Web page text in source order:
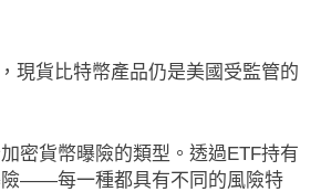
現貨比特幣產品仍是美國受監管的
密貨幣曝險的類型。透過ETF持有
險——每一種都具有不同的風險特